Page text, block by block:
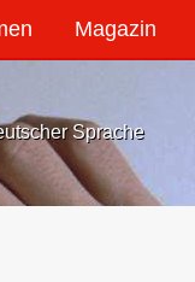
Magazin
Sprache